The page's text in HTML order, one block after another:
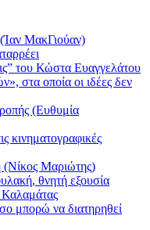
ΜακΓιούαν)
του Κώστα Ευαγγελάτου
στα οποία οι ιδέες δεν
(Ευθυμία
κινηματογραφικές
(Νίκος Μαριώτης)
θνητή εξουσία
Καλαμάτας
μπορώ να διατηρηθεί